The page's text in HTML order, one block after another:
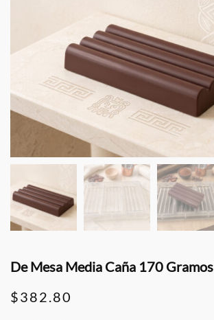
De Mesa Media Caña 170 Gramos
$382.80